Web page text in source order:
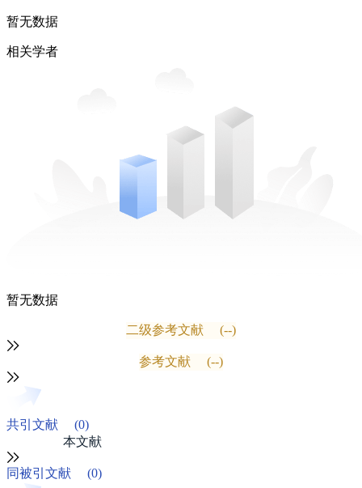
暂无数据
相关学者
暂无数据
二级参考文献 (--)
参考文献 (--)
共引文献
(0)
本文献
同被引文献 (0)